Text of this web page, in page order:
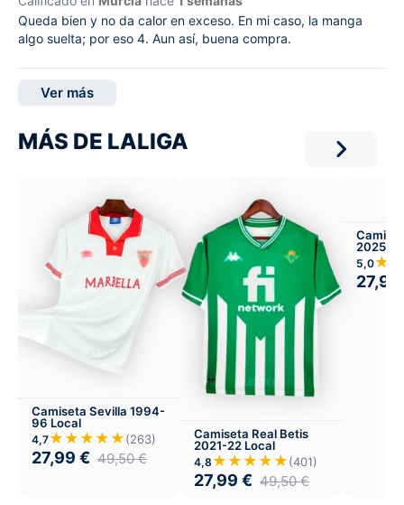
Queda bien y no da calor en exceso. En mi caso, la manga
algo suelta; por eso 4. Aun así, buena compra.
Ver más
MÁS DE LALIGA
Camiseta Sevilla 1994-
96 Local
4,7★★★★★(263)
27,99 € 49,50€
Camiseta Real Betis
2021-22 Local
4,8 ★★★★★(401)
27,99 € 49,50€
2025-
5,0
27,99